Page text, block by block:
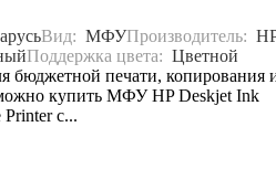
Вид: МФУПроизводитель:
Поддержка цвета: Цветной
бюджетной печати, копирования
купить МФУ HP Deskjet Ink
с...